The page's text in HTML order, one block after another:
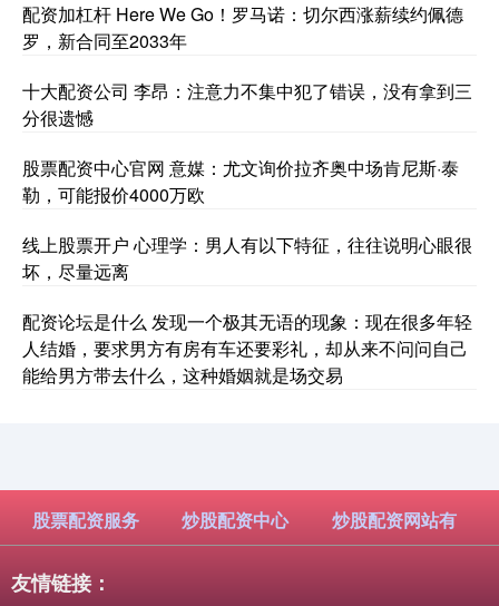
配资加杠杆 Here We Go！罗马诺：切尔西涨薪续约佩德
罗，新合同至2033年
十大配资公司 李昂：注意力不集中犯了错误，没有拿到三
分很遗憾
股票配资中心官网 意媒：尤文询价拉齐奥中场肯尼斯·泰
勒，可能报价4000万欧
线上股票开户 心理学：男人有以下特征，往往说明心眼很
坏，尽量远离
配资论坛是什么 发现一个极其无语的现象：现在很多年轻
人结婚，要求男方有房有车还要彩礼，却从来不问问自己
能给男方带去什么，这种婚姻就是场交易
股票配资服务 炒股配资中心 炒股配资网站有
友情链接：